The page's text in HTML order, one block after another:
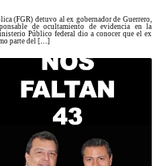
(FGR) detuvo al ex gobernador de Guerrero,
de ocultamiento de evidencia en la
Público federal dio a conocer que el ex
parte del […]